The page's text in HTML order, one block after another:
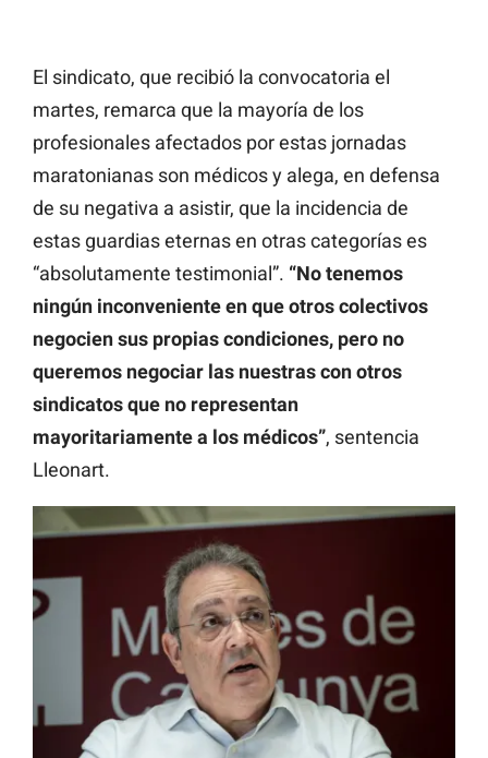
El sindicato, que recibió la convocatoria el
martes, remarca que la mayoría de los
profesionales afectados por estas jornadas
maratonianas son médicos y alega, en defensa
de su negativa a asistir, que la incidencia de
estas guardias eternas en otras categorías es
“absolutamente testimonial”. “No tenemos
ningún inconveniente en que otros colectivos
negocien sus propias condiciones, pero no
queremos negociar las nuestras con otros
sindicatos que no representan
mayoritariamente a los médicos”, sentencia
Lleonart.